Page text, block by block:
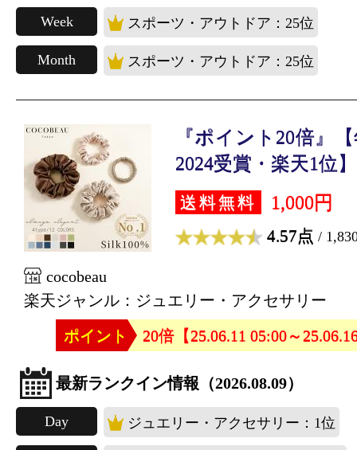
Week スポーツ・アウトドア：25位
Month スポーツ・アウトドア：25位
『ポイント20倍』
2024受賞・楽天1位
送料無料 1,000円
4.57点 /
cocobeau
楽天ジャンル：ジュエリー・アクセサリー
ポイント
20倍【25.06.11 05:00～
最新ランクイン情報（2026.08.09）
Day ジュエリー・アクセサリー：1位